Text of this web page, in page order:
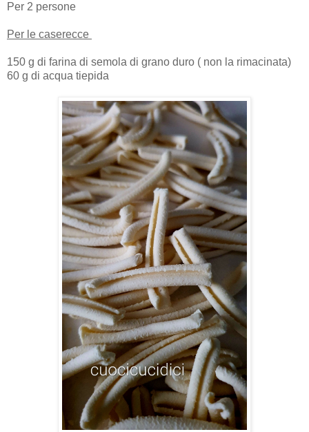
Per 2 persone
Per le caserecce
150 g di farina di semola di grano duro ( non la rimacinata)
60 g di acqua tiepida